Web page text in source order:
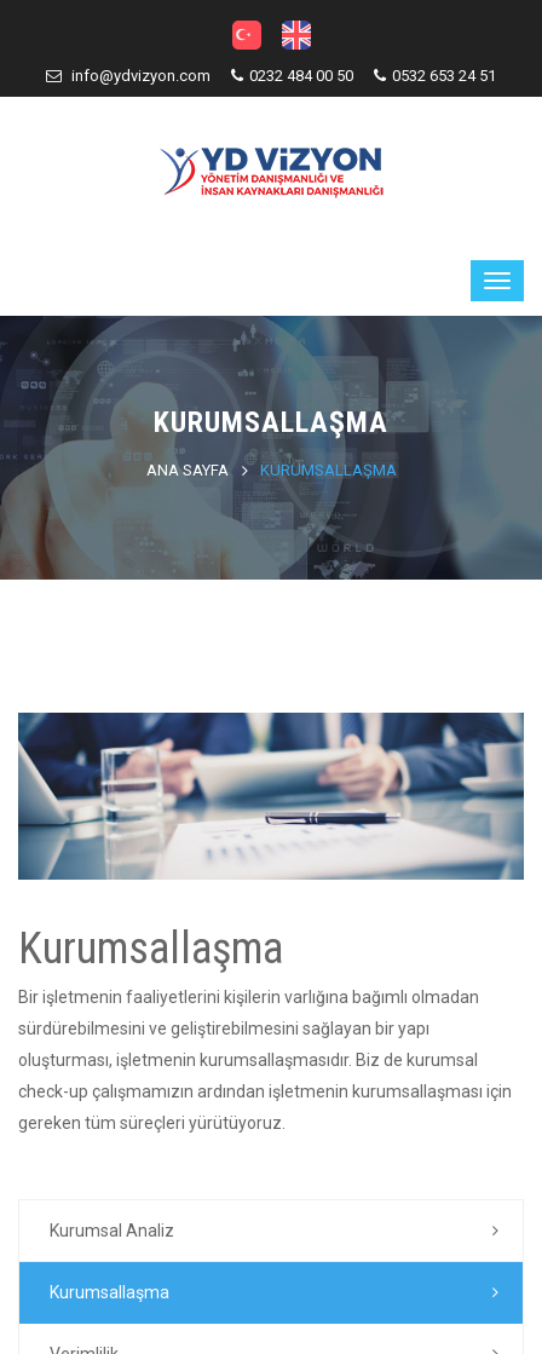
info@ydvizyon.com 0232 484 00 50 0532 653 24 51
KURUMSALLAŞMA
ANA SAYFA KURUMSALLAŞMA
Kurumsallaşma
Bir işletmenin faaliyetlerini kişilerin varlığına bağımlı olmadan
sürdürebilmesini ve geliştirebilmesini sağlayan bir yapı
oluşturması, işletmenin kurumsallaşmasıdır. Biz de kurumsal
check-up çalışmamızın ardından işletmenin kurumsallaşması için
gereken tüm süreçleri yürütüyoruz.
Kurumsal Analiz
Kurumsallaşma